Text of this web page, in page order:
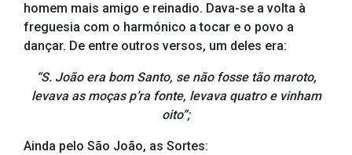
homem mais amigo e reinadio. Dava-se a volta à
freguesia com o harmónico a tocar e o povo a
dançar. De entre outros versos, um deles era:
“S. João era bom Santo, se não fosse tão maroto,
levava as moças p’ra fonte, levava quatro e vinham
oito”;
Ainda pelo São João, as Sortes: